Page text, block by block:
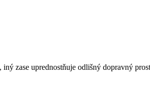
zase uprednostňuje odlišný dopravný